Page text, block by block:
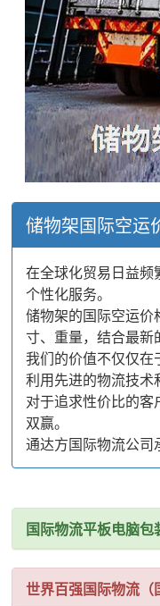
储物架国际空运
在全球化贸易日益
个性化服务。
储物架的国际空运
寸、重量，结合最新
我们的价值不仅仅在
利用先进的物流技术
对于追求性价比的
双赢。
通达方国际物流公
国际物流平板电脑包
世界百强国际物流（